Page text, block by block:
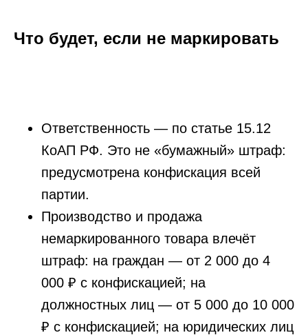
Что будет, если не маркировать
Ответственность — по статье 15.12
КоАП РФ. Это не «бумажный» штраф:
предусмотрена конфискация всей
партии.
Производство и продажа
немаркированного товара влечёт
штраф: на граждан — от 2 000 до 4
000 ₽ с конфискацией; на
должностных лиц — от 5 000 до 10 000
₽ с конфискацией; на юридических лиц